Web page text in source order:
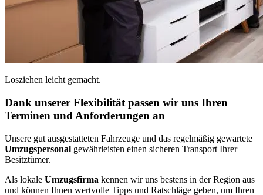
Losziehen leicht gemacht.
Dank unserer Flexibilität passen wir uns Ihren
Terminen und Anforderungen an
Unsere gut ausgestatteten Fahrzeuge und das regelmäßig gewartete
Umzugspersonal gewährleisten einen sicheren Transport Ihrer
Besitztümer.
Als lokale Umzugsfirma kennen wir uns bestens in der Region aus
und können Ihnen wertvolle Tipps und Ratschläge geben, um Ihren